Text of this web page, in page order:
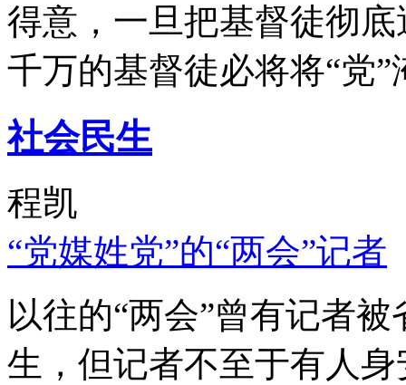
得意，一旦把基督徒彻
千万的基督徒必将将“党”
社会民生
程凯
“党媒姓党”的“两会”记者
以往的“两会”曾有记者
生，但记者不至于有人